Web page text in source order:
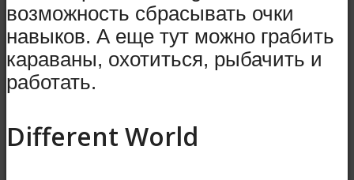
возможность сбрасывать очки
навыков. А еще тут можно грабить
караваны, охотиться, рыбачить и
работать.
Different World